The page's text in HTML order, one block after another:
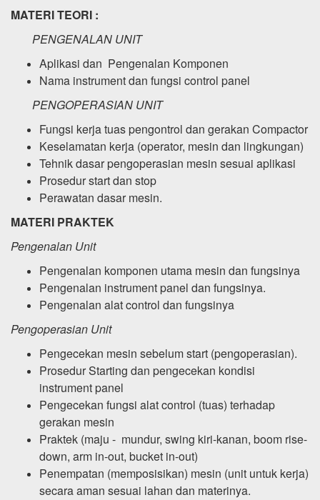
MATERI TEORI :
PENGENALAN UNIT
Aplikasi dan Pengenalan Komponen
Nama instrument dan fungsi control panel
PENGOPERASIAN UNIT
Fungsi kerja tuas pengontrol dan gerakan Compactor
Keselamatan kerja (operator, mesin dan lingkungan)
Tehnik dasar pengoperasian mesin sesuai aplikasi
Prosedur start dan stop
Perawatan dasar mesin.
MATERI PRAKTEK
Pengenalan Unit
Pengenalan komponen utama mesin dan fungsinya
Pengenalan instrument panel dan fungsinya.
Pengenalan alat control dan fungsinya
Pengoperasian Unit
Pengecekan mesin sebelum start (pengoperasian).
Prosedur Starting dan pengecekan kondisi
instrument panel
Pengecekan fungsi alat control (tuas) terhadap
gerakan mesin
Praktek (maju - mundur, swing kiri-kanan, boom rise-
down, arm in-out, bucket in-out)
Penempatan (memposisikan) mesin (unit untuk kerja)
secara aman sesuai lahan dan materinya.